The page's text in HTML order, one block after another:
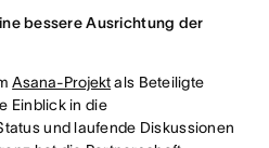
bessere Ausrichtung der
Asana-Projektals Beteiligte
Einblick in die
und laufende Diskussionen